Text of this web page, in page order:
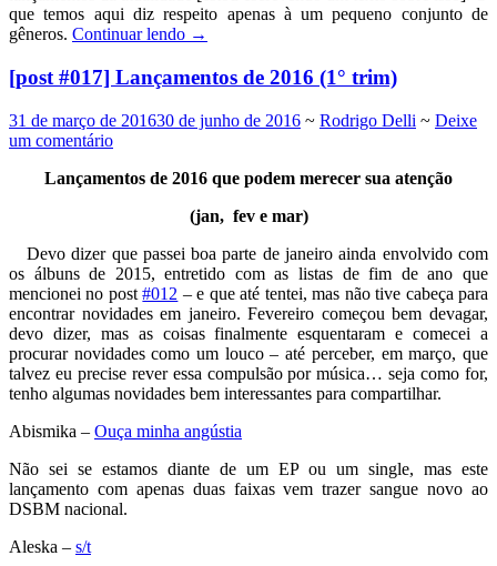
que temos aqui diz respeito apenas à um pequeno conjunto de
gêneros. Continuar lendo →
[post #017] Lançamentos de 2016 (1° trim)
31 de março de 201630 de junho de 2016 ~ Rodrigo Delli ~ Deixe
um comentário
Lançamentos de 2016 que podem merecer sua atenção
(jan, fev e mar)
Devo dizer que passei boa parte de janeiro ainda envolvido com
os álbuns de 2015, entretido com as listas de fim de ano que
mencionei no post#012 – e que até tentei, mas não tive cabeça para
encontrar novidades em janeiro. Fevereiro começou bem devagar,
devo dizer, mas as coisas finalmente esquentaram e comecei a
procurar novidades como um louco – até perceber, em março, que
talvez eu precise rever essa compulsão por música… seja como for,
tenho algumas novidades bem interessantes para compartilhar.
Abismika – Ouça minha angústia
Não sei se estamos diante de um EP ou um single, mas este
lançamento com apenas duas faixas vem trazer sangue novo ao
DSBM nacional.
Aleska – s/t